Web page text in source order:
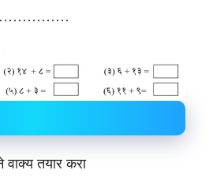
वाक्य तयार करा